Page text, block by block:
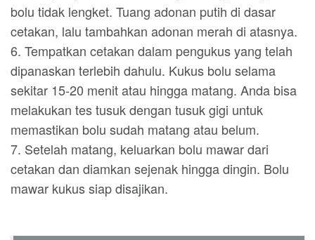
bolu tidak lengket. Tuang adonan putih di dasar
cetakan, lalu tambahkan adonan merah di atasnya.
6. Tempatkan cetakan dalam pengukus yang telah
dipanaskan terlebih dahulu. Kukus bolu selama
sekitar 15-20 menit atau hingga matang. Anda bisa
melakukan tes tusuk dengan tusuk gigi untuk
memastikan bolu sudah matang atau belum.
7. Setelah matang, keluarkan bolu mawar dari
cetakan dan diamkan sejenak hingga dingin. Bolu
mawar kukus siap disajikan.